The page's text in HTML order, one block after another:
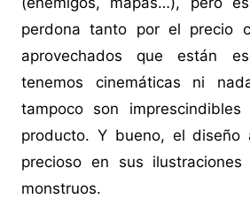
perdona tanto por el precio
aprovechados que están
tenemos cinemáticas ni
tampoco son
producto. Y bueno, el
precioso en sus
monstruos.